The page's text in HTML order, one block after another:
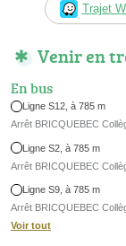
Trajet
Venir en
En bus
Ligne S12, à 785 m
Arrêt BRICQUEBEC
Ligne S2, à 785 m
Arrêt BRICQUEBEC
Ligne S9, à 785 m
Arrêt BRICQUEBEC
Voir tout